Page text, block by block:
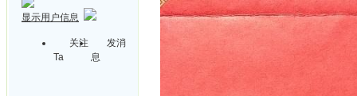
显示用户信息
关注
Ta
发消
息